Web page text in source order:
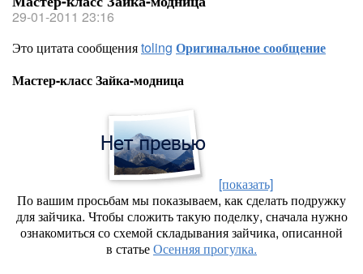
29-01-2011 23:16
Это цитата сообщенияtoling Оригинальное сообщение
Мастер-класс Зайка-модница
[показать]
По вашим просьбам мы показываем, как сделать подружку
для зайчика. Чтобы сложить такую поделку, сначала нужно
ознакомиться со схемой складывания зайчика, описанной
в статьеОсенняя прогулка.